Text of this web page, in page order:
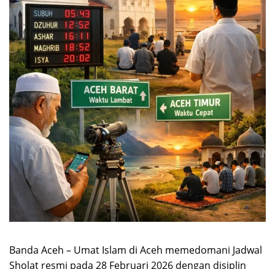
Banda Aceh – Umat Islam di Aceh memedomani Jadwal
Sholat resmi pada 28 Februari 2026 dengan disiplin